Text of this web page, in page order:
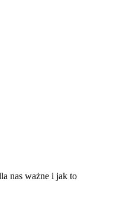
nas ważne i jak to